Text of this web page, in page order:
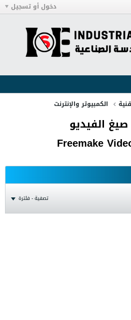
دخول أو تسجيل
الكمبيوتر والإنترنت
الفيديو
Freemake
تصفية - فلترة